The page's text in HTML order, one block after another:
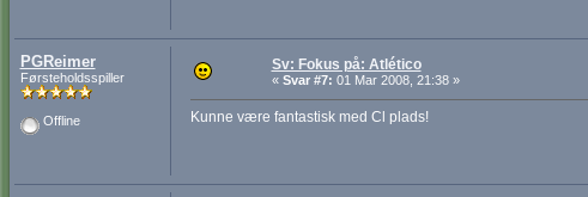
PGReimer
Førsteholdsspiller
Offline
Sv: Fokus på: Atlético
« Svar #7: 01 Mar 2008, 21:38 »
Kunne være fantastisk med Cl plads!